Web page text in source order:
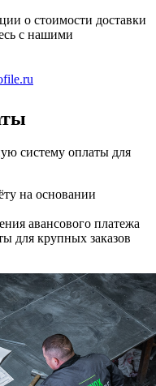
о стоимости доставки
с нашими
систему оплаты для
на основании
авансового платежа
для крупных заказов